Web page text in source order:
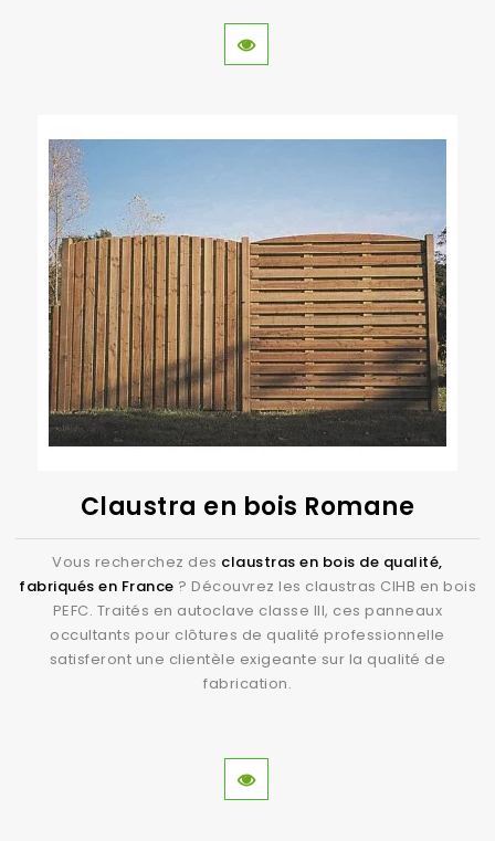
Claustra en bois Romane
Vous recherchez des claustras en bois de qualité,
fabriqués en France ? Découvrez les claustras CIHB en bois
PEFC. Traités en autoclave classe III, ces panneaux
occultants pour clôtures de qualité professionnelle
satisferont une clientèle exigeante sur la qualité de
fabrication.